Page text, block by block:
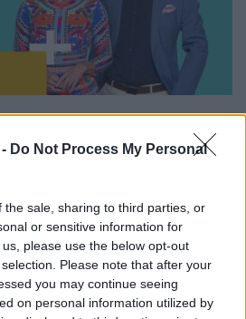
Do Not Process My Personal
the sale, sharing to third parties, or
or sensitive information for
please use the below opt-out
Please note that after your
you may continue seeing
on personal information utilized by
az RTL.hu az elsők között
találatokban!